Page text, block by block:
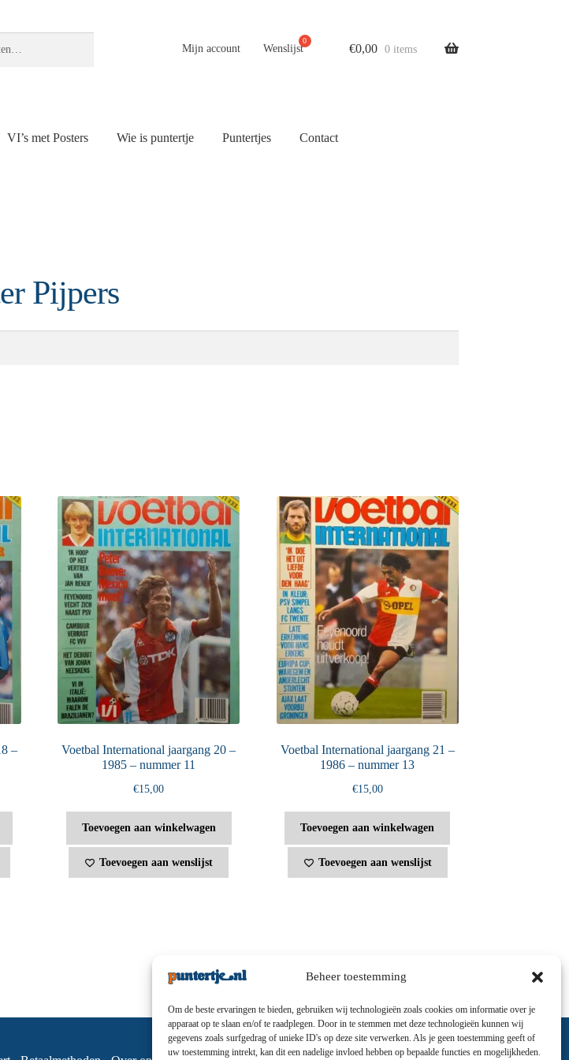
Beheer toestemming
Om de beste ervaringen te bieden, gebruiken wij technologieën zoals cookies om informatie over je
apparaat op te slaan en/of te raadplegen. Door in te stemmen met deze technologieën kunnen wij
gegevens zoals surfgedrag of unieke ID's op deze site verwerken. Als je geen toestemming geeft of
uw toestemming intrekt, kan dit een nadelige invloed hebben op bepaalde functies en mogelijkheden.
Mijn account Wenslijst €0,00 0 items
VI’s met Posters Wie is puntertje Puntertjes Contact
Pijpers
–
Voetbal International jaargang 20 –
1985 – nummer 11
€15,00
Toevoegen aan winkelwagen
Toevoegen aan wenslijst
Voetbal International jaargang 21 –
1986 – nummer 13
€15,00
Toevoegen aan winkelwagen
Toevoegen aan wenslijst